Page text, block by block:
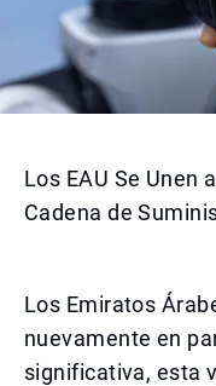
Los EAU Se Unen
Cadena de
Los Emiratos
nuevamente en
significativa, esta